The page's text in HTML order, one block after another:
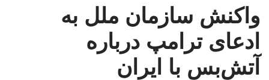
واکنش سازمان ملل به
ادعای ترامپ درباره
آتش‌بس با ایران